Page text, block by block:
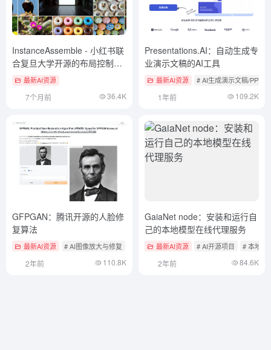
InstanceAssemble - 小红书联
合复旦大学开源的布局控制生
成技术
最新AI资源
7个月前 36.4K
Presentations.AI：自动生成专
业演示文稿的AI工具
最新AI资源 # AI生成演示文稿/PPT
1年前 109.2K
GFPGAN：腾讯开源的人脸修
复算法
最新AI资源 # AI图像放大与修复 # AI开源项目
2年前 110.8K
GaiaNet node：安装和运行自
己的本地模型在线代理服务
最新AI资源 # AI开源项目 # 本地部
2年前 84.6K